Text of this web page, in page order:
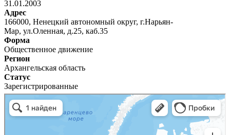
31.01.2003
Адрес
166000, Ненецкий автономный округ, г.Нарьян-
Мар, ул.Оленная, д.25, каб.35
Форма
Общественное движение
Регион
Архангельская область
Статус
Зарегистрированные